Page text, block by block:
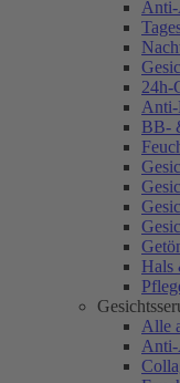
Anti-
24h-
Anti-
BB-
Hals
Alle
Anti-